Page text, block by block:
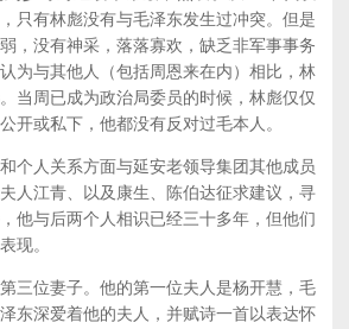
只有林彪没有与毛泽东发生过冲突。但是
，没有神采，落落寡欢，缺乏非军事事务
为与其他人（包括周恩来在内）相比，林
当周已成为政治局委员的时候，林彪仅仅
开或私下，他都没有反对过毛本人。
人关系方面与延安老领导集团其他成员
人江青、以及康生、陈伯达征求建议，寻
他与后两个人相识已经三十多年，但他们
现。
位妻子。他的第一位夫人是杨开慧，毛
东深爱着他的夫人，并赋诗一首以表达怀